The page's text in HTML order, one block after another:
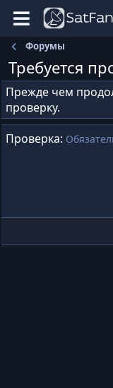
Форумы
Требуется
Прежде чем
проверку.
Проверка